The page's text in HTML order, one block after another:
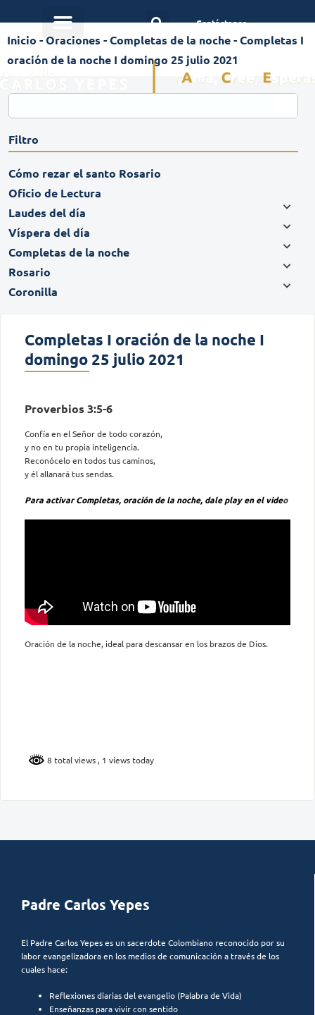
Contáctanos
Inicio -Oraciones -Completas de la noche-Completas I
oración de la noche I domingo 25 julio 2021
Filtro
Cómo rezar el santo Rosario
Oficio de Lectura
Laudes del día
Víspera del día
Completas de la noche
Rosario
Coronilla
Completas I oración de la noche I
domingo 25 julio 2021
Proverbios 3:5-6
Confía en el Señor de todo corazón,
y no en tu propia inteligencia.
Reconócelo en todos tus caminos,
y él allanará tus sendas.
Para activar Completas, oración de la noche, dale play en el video
Oración de la noche, ideal para descansar en los brazos de Dios.
8 total views , 1 views today
Padre Carlos Yepes
El Padre Carlos Yepes es un sacerdote Colombiano reconocido por su
labor evangelizadora en los medios de comunicación a través de los
cuales hace:
Reflexiones diarias del evangelio (Palabra de Vida)
Enseñanzas para vivir con sentido